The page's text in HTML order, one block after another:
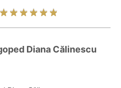
Diana Călinescu